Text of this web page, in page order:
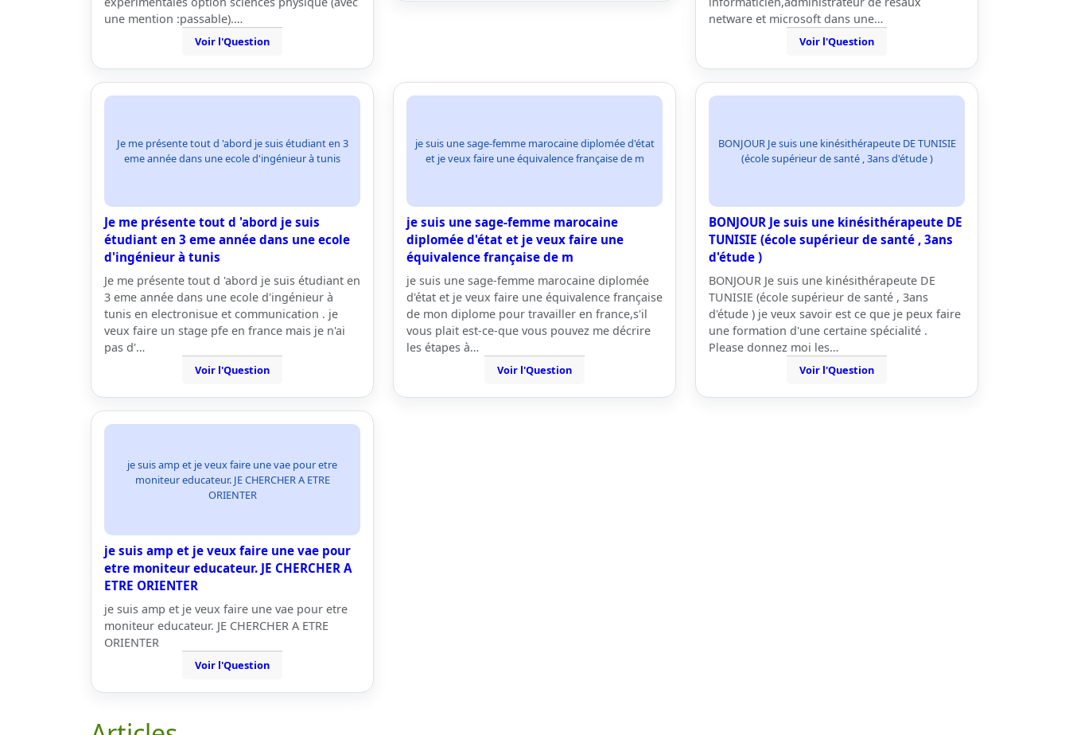
une mention :passable).…
Voir l'Question
netware et microsoft dans une…
Voir l'Question
Je me présente tout d 'abord je suis étudiant en 3
eme année dans une ecole d'ingénieur à tunis
Je me présente tout d 'abord je suis
étudiant en 3 eme année dans une ecole
d'ingénieur à tunis
Je me présente tout d 'abord je suis étudiant en
3 eme année dans une ecole d'ingénieur à
tunis en electronisue et communication . je
veux faire un stage pfe en france mais je n'ai
pas d'…
Voir l'Question
je suis une sage-femme marocaine diplomée d'état
et je veux faire une équivalence française de m
je suis une sage-femme marocaine
diplomée d'état et je veux faire une
équivalence française de m
je suis une sage-femme marocaine diplomée
d'état et je veux faire une équivalence française
de mon diplome pour travailler en france,s'il
vous plait est-ce-que vous pouvez me décrire
les étapes à…
Voir l'Question
BONJOUR Je suis une kinésithérapeute DE TUNISIE
(école supérieur de santé , 3ans d'étude )
BONJOUR Je suis une kinésithérapeute DE
TUNISIE (école supérieur de santé , 3ans
d'étude )
BONJOUR Je suis une kinésithérapeute DE
TUNISIE (école supérieur de santé , 3ans
d'étude ) je veux savoir est ce que je peux faire
une formation d'une certaine spécialité .
Please donnez moi les…
Voir l'Question
je suis amp et je veux faire une vae pour etre
moniteur educateur. JE CHERCHER A ETRE
ORIENTER
je suis amp et je veux faire une vae pour
etre moniteur educateur. JE CHERCHER A
ETRE ORIENTER
je suis amp et je veux faire une vae pour etre
moniteur educateur. JE CHERCHER A ETRE
ORIENTER
Voir l'Question